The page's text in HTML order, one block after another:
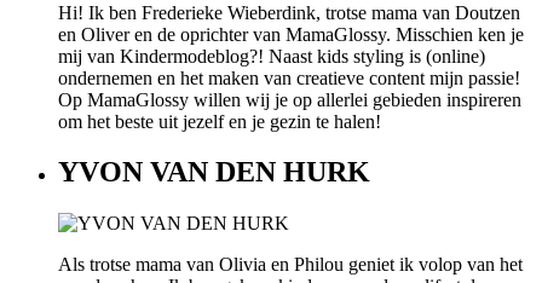
Hi! Ik ben Frederieke Wieberdink, trotse mama van Doutzen
en Oliver en de oprichter van MamaGlossy. Misschien ken je
mij van Kindermodeblog?! Naast kids styling is (online)
ondernemen en het maken van creatieve content mijn passie!
Op MamaGlossy willen wij je op allerlei gebieden inspireren
om het beste uit jezelf en je gezin te halen!
YVON VAN DEN HURK
Als trotse mama van Olivia en Philou geniet ik volop van het